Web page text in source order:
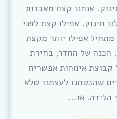
אנחנו קצת מאבדות
תינוק. אפילו קצת לפני
מתחיל אפילו יותר מקצת
הכנה של החדר, בחירת
קבוצת אימהות אפשרית
שהבטחנו לעצמנו שלא
הלידה. אז…